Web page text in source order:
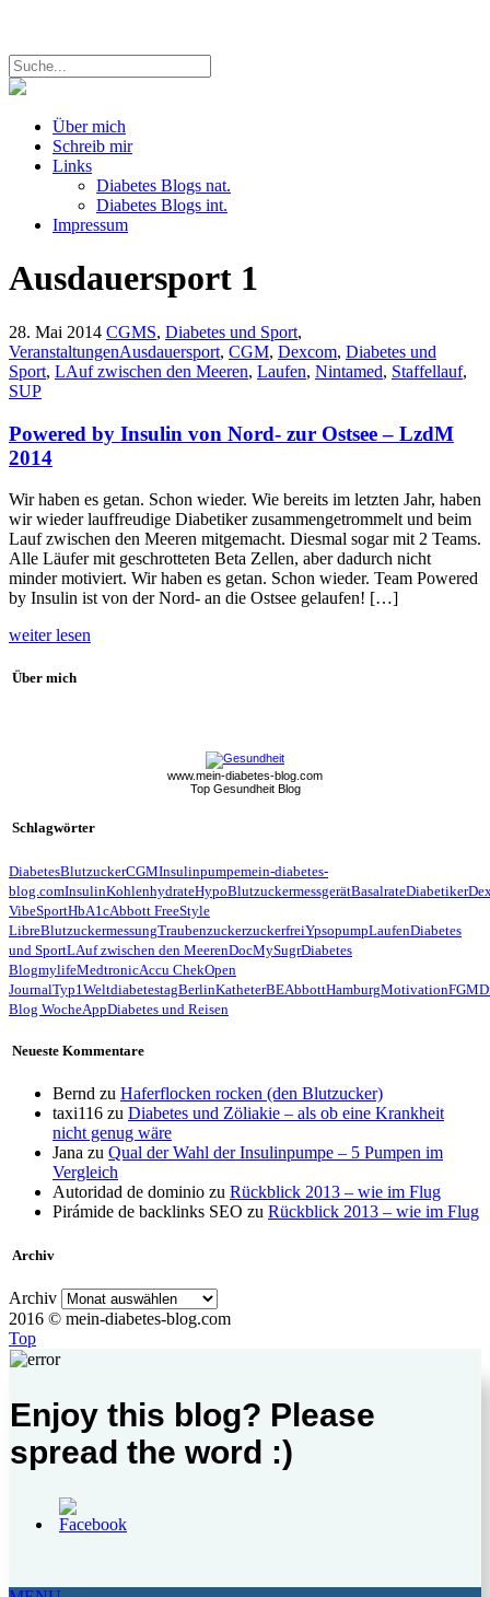
Über mich
Schreib mir
Links
Diabetes Blogs nat.
Diabetes Blogs int.
Impressum
Ausdauersport 1
28. Mai 2014 CGMS, Diabetes und Sport,
VeranstaltungenAusdauersport, CGM, Dexcom, Diabetes und
Sport, LAuf zwischen den Meeren, Laufen, Nintamed, Staffellauf,
SUP
Powered by Insulin von Nord- zur Ostsee – LzdM
2014
Wir haben es getan. Schon wieder. Wie bereits im letzten Jahr, haben
wir wieder lauffreudige Diabetiker zusammengetrommelt und beim
Lauf zwischen den Meeren mitgemacht. Diesmal sogar mit 2 Teams.
Alle Läufer mit geschrotteten Beta Zellen, aber dadurch nicht
minder motiviert. Wir haben es getan. Schon wieder. Team Powered
by Insulin ist von der Nord- an die Ostsee gelaufen! […]
weiter lesen
Über mich
www.mein-diabetes-blog.com
Top Gesundheit Blog
Schlagwörter
DiabetesBlutzuckerCGMInsulinpumpemein-diabetes-
blog.comInsulinKohlenhydrateHypoBlutzuckermessgerätBasalrateDiabetiker
VibeSportHbA1cAbbott FreeStyle
LibreBlutzuckermessungTraubenzuckerzuckerfreiYpsopumpLaufenDiabetes
und SportLAuf zwischen den MeerenDocMySugrDiabetes
BlogmylifeMedtronicAccu ChekOpen
JournalTyp1WeltdiabetestagBerlinKatheterBEAbbottHamburgMotivationFGM
Blog WocheAppDiabetes und Reisen
Neueste Kommentare
Bernd zu Haferflocken rocken (den Blutzucker)
taxi116 zu Diabetes und Zöliakie – als ob eine Krankheit
nicht genug wäre
Jana zu Qual der Wahl der Insulinpumpe – 5 Pumpen im
Vergleich
Autoridad de dominio zu Rückblick 2013 – wie im Flug
Pirámide de backlinks SEO zu Rückblick 2013 – wie im Flug
Archiv
Archiv
2016 © mein-diabetes-blog.com
Top
Enjoy this blog? Please
spread the word :)